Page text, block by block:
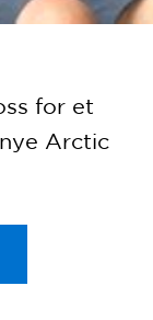
for et
Arctic